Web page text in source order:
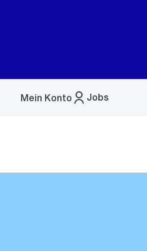
Jobs
Mein Konto
Menü